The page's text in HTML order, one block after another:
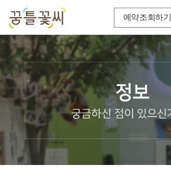
예약조회하기